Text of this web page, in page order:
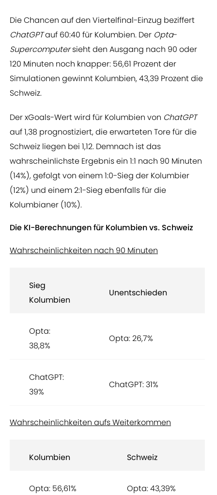
Die Chancen auf den Viertelfinal-Einzug beziffert
ChatGPTauf 60:40 für Kolumbien. Der Opta-
Supercomputersieht den Ausgang nach 90 oder
120 Minuten noch knapper: 56,61 Prozent der
Simulationen gewinnt Kolumbien, 43,39 Prozent die
Schweiz.
Der xGoals-Wert wird für Kolumbien von ChatGPT
auf 1,38 prognostiziert, die erwarteten Tore für die
Schweiz liegen bei 1,12. Demnach ist das
wahrscheinlichste Ergebnis ein 1:1 nach 90 Minuten
(14%), gefolgt von einem 1:0-Sieg der Kolumbier
(12%) und einem 2:1-Sieg ebenfalls für die
Kolumbianer (10%).
Die KI-Berechnungen für Kolumbien vs. Schweiz
Wahrscheinlichkeiten nach 90 Minuten
Sieg
Kolumbien
Unentschieden
Opta:
38,8%
Opta: 26,7%
ChatGPT:
39%
ChatGPT: 31%
Wahrscheinlichkeiten aufs Weiterkommen
Kolumbien Schweiz
Opta: 56,61% Opta: 43,39%